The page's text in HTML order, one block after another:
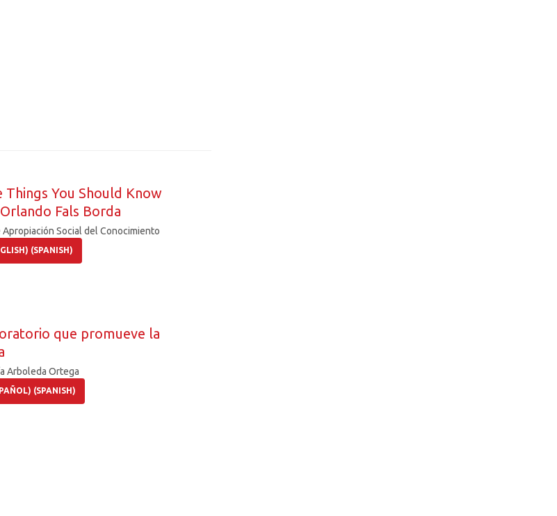
Things You Should Know
Fals Borda
Apropiación Social del Conocimiento
(SPANISH)
que promueve la
Arboleda Ortega
(SPANISH)